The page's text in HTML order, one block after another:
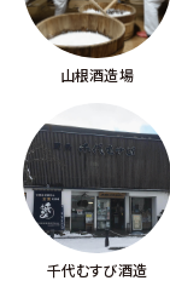
山根酒造場
千代むすび酒造